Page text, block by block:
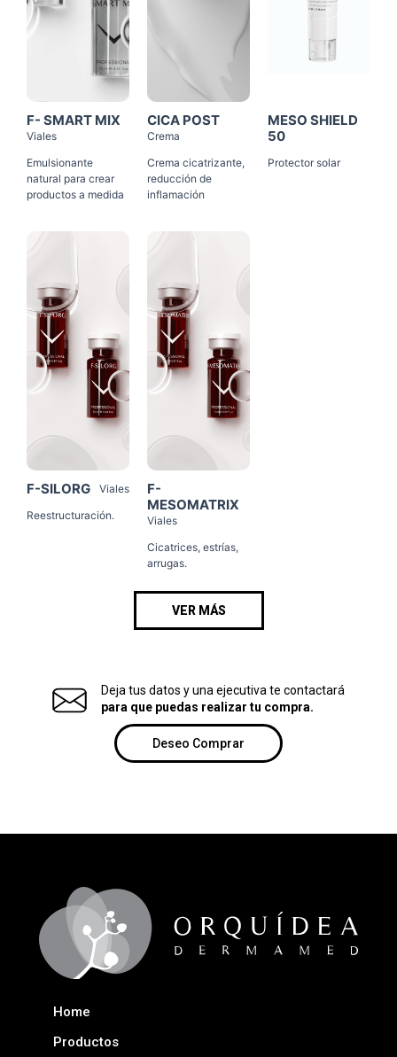
F- SMART MIX
Viales
Emulsionante
natural para crear
productos a medida
CICA POST
Crema
Crema cicatrizante,
reducción de
inflamación
MESO SHIELD
50
Protector solar
F-SILORG
Viales
Reestructuración.
F-
MESOMATRIX
Viales
Cicatrices, estrías,
arrugas.
VER MÁS
Deja tus datos y una ejecutiva te contactará
para que puedas realizar tu compra.
Deseo Comprar
Home
Productos